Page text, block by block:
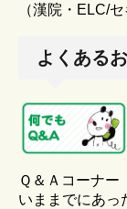
（漢院・ELC/セ
よくある
Ｑ＆Ａコーナー
いままでにあっ